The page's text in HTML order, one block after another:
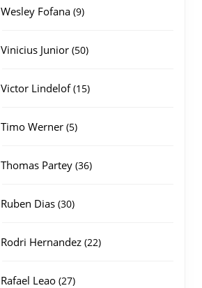
Wesley Fofana 99
Vinicius Junior 5050
Victor Lindelof 1515
Timo Werner 55
Thomas Partey 3636
Ruben Dias 3030
Rodri Hernandez 2222
Rafael Leao 2727